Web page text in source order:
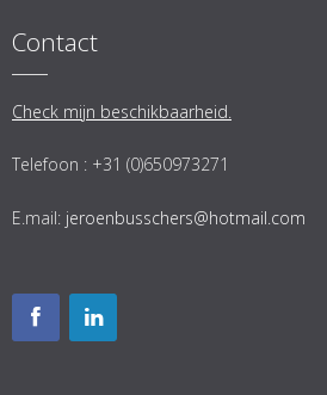
Contact
Check mijn beschikbaarheid.
Telefoon : +31 (0)650973271
E.mail: jeroenbusschers@hotmail.com